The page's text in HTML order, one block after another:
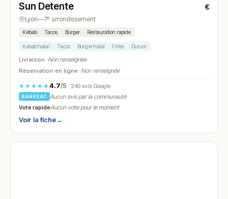
N° 28
Sun Detente €
Lyon—7ᵉ arrondissement
Kebab Tacos Burger Restauration rapide
Kebab halal Tacos Burger halal Frites Durum
Livraison :Non renseignée
Réservation en ligne :Non renseignée
★★★★★4.7/5· 249 avis Google
RANKEAT
Aucun avis par la communauté
Vote rapideAucun vote pour le moment
Voir la fiche→